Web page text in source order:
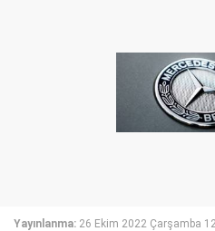
Yayınlanma: 26 Ekim 2022 Çarşamba